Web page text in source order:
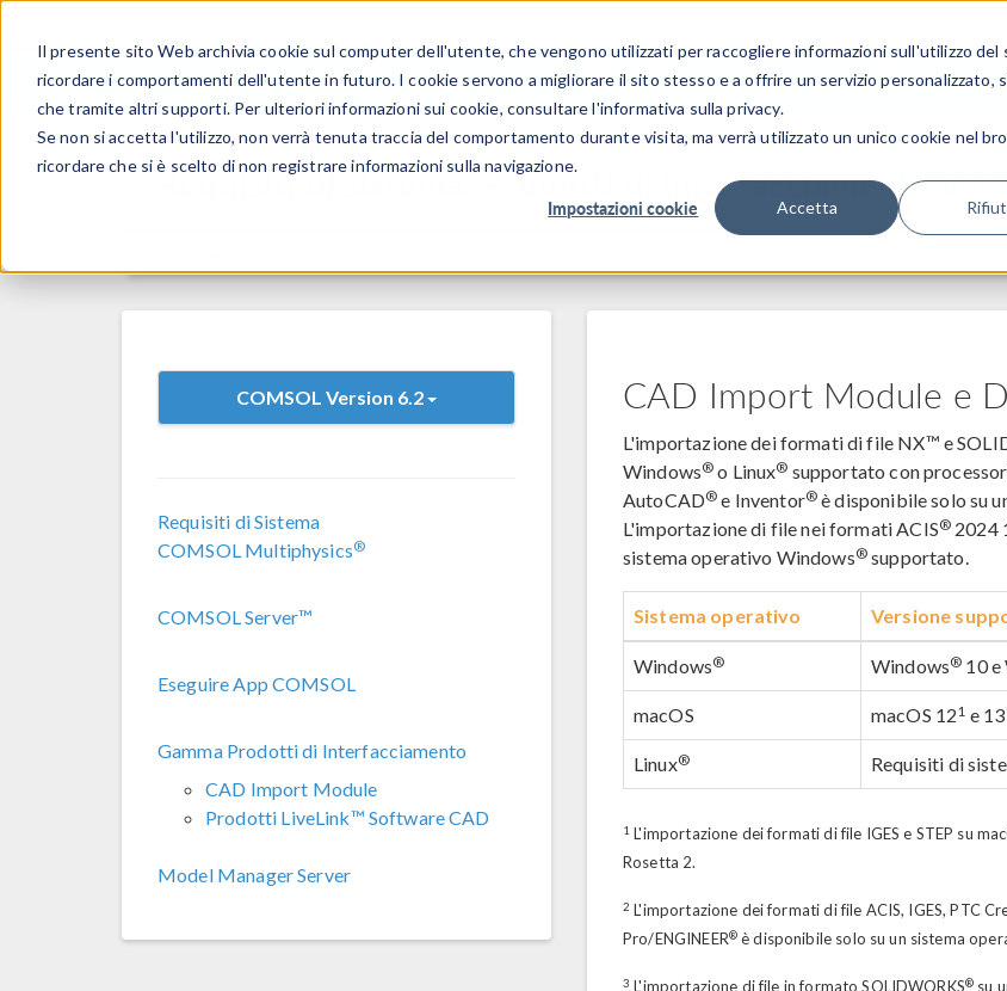
Il presente sito Web archivia cookie sul computer dell'utente, che vengono utilizzati per raccogliere informazioni sull'utilizzo del
ricordare i comportamenti dell'utente in futuro. I cookie servono a migliorare il sito stesso e a offrire un servizio personalizzato,
che tramite altri supporti. Per ulteriori informazioni sui cookie, consultare l'informativa sulla privacy.
Se non si accetta l'utilizzo, non verrà tenuta traccia del comportamento durante visita, ma verrà utilizzato un unico cookie nel
ricordare che si è scelto di non registrare informazioni sulla navigazione.
Impostazioni cookie Accetta
PRODOTTI SETTORI INDUSTRIALI GALLERIA DEI
Requisiti di sistema: Prodotti di interfacciamento per
COMSOL Version 6.2
Requisiti di Sistema
COMSOL Multiphysics®
COMSOL Server™
Eseguire App COMSOL
Gamma Prodotti di Interfacciamento
CAD Import Module
Prodotti LiveLink™ Software CAD
Model Manager Server
CAD Import Module e
L'importazione dei formati di file NX™ e
Windows® o Linux® supportato con
AutoCAD® e Inventor® è disponibile solo su
L'importazione di file nei formati ACIS® 2024
sistema operativo Windows®supportato.
Sistema operativo Versione
Windows® Windows® 10 e
macOS macOS 121 e 13
Linux® Requisiti di
1 L'importazione dei formati di file IGES e STEP su
Rosetta 2.
2 L'importazione dei formati di file ACIS, IGES, PTC
Pro/ENGINEER®è disponibile solo su un sistema
3 L'importazione di file in formato SOLIDWORKS® su